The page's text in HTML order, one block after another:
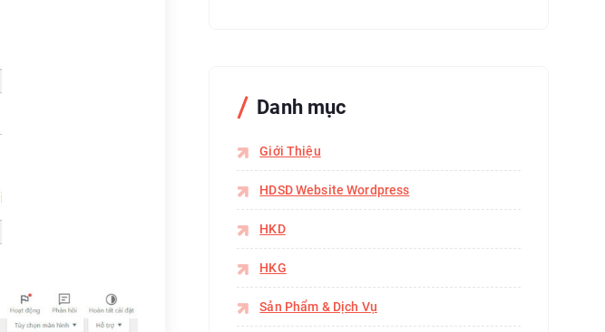
Danh mục
Giới Thiệu
HDSD Website Wordpress
HKD
HKG
Sản Phẩm & Dịch Vụ